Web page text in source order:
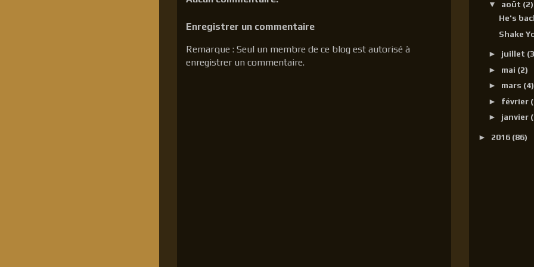
Enregistrer un commentaire
Remarque : Seul un membre de ce blog est autorisé à
enregistrer un commentaire.
▼ août (2)
He's
Shake
► juillet
► mai (2)
► mars (4)
► février
► janvier
► 2016 (86)